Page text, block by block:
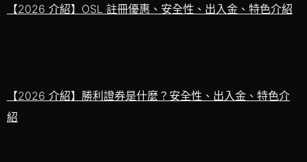
【2026 介紹】OSL 註冊優惠、安全性、出入金、特色介紹
【2026 介紹】勝利證券是什麼？安全性、出入金、特色介
紹